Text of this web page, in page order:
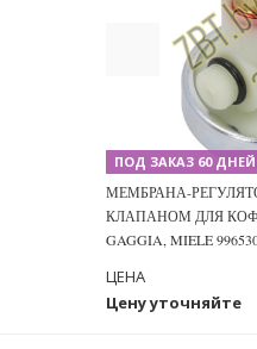
Previous
ПОД ЗАКАЗ 60 ДНЕЙ
МЕМБРАНА-
КЛАПАНОМ ДЛЯ
GAGGIA, MIELE
Цену уточняйте
ЦЕНА